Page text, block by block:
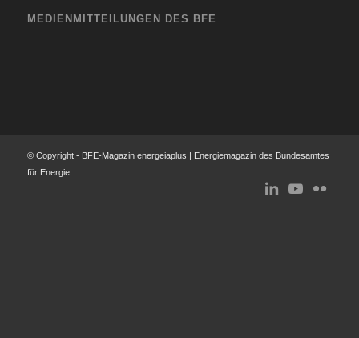
MEDIENMITTEILUNGEN DES BFE
© Copyright - BFE-Magazin energeiaplus | Energiemagazin des Bundesamtes
für Energie